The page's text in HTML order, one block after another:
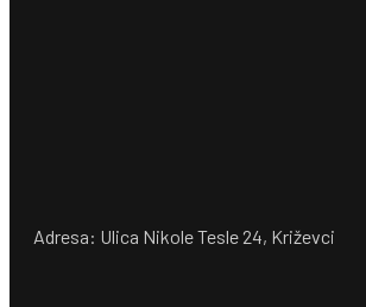
Adresa: Ulica Nikole Tesle 24, Križevci